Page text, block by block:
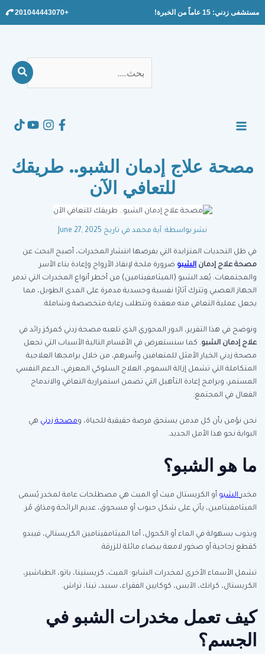
مستشفى زدني: 15 عاماً من الخبرة! +201044443070
MAIN
مصحة علاج إدمان الشبو.. طريقك
للتعافي الآن
نشر بواسطة: آية محمد في تاريخ June 27, 2025
في ظل التحديات المتزايدة التي يفرضها انتشار المخدرات، أصبح البحث عن
مصحة علاج إدمانالشبو ضرورة ملحة لإنقاذ الأرواح وإعادة بناء الأسر
والمجتمعات. يُعد الشبو (الميثامفيتامين) من أخطر أنواع المخدرات التي تدمر
الجهاز العصبي وتترك آثارًا نفسية وجسدية مدمرة على المدى الطويل، مما
يجعل عملية التعافي منه معقدة وتتطلب رعاية متخصصة وشاملة.
ونوضح في هذا التقرير، الدور المحوري الذي تلعبه مصحة زدني كمركز رائد في
علاج إدمان الشبو. كما سنستعرض في الأقسام التالية الأسباب التي تجعل
مصحة زدني الخيار الأمثل للمتعافين وأسرهم، من خلال برامجها العلاجية
المتكاملة التي تشمل إزالة السموم، العلاج السلوكي المعرفي، الدعم النفسي
المستمر، وبرامج إعادة التأهيل التي تضمن استمرارية التعافي والاندماج
الفعال في المجتمع.
نحن نؤمن بأن كل مدمن يستحق فرصة حقيقية للحياة، ومصحة زدني هي
البوابة نحو هذا الأمل الجديد.
ما هو الشبو؟
مخدر الشبو أو الكريستال ميث أو الميث هي مصطلحات عامة لمخدر يُسمى
الميثامفيتامين، يأتي على شكل حبوب أو مسحوق، عديم الرائحة ومذاق مُر.
ويذوب بسهولة في الماء أو الكحول، أما الميثامفيتامين الكريستالي، فيبدو
كقطع زجاجية أو صخور لامعة بيضاء مائلة للزرقة.
تشمل الأسماء الأخرى لمخدرات الشابو: الميث، كريستينا، باتو، الطباشير،
الكريستال، كرانك، الآيس، كوكايين الفقراء، سبيد، تينا، تراش.
كيف تعمل مخدرات الشبو في
الجسم؟